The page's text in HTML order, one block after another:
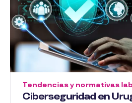
Ciberseguridad en
Tendencias y normativas